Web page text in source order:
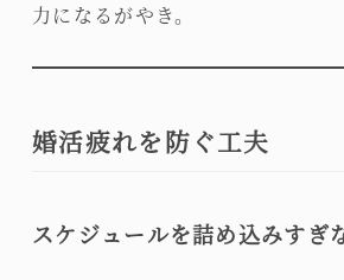
力になるがやき。
婚活疲れを防ぐ工夫
スケジュールを詰め込みすぎ